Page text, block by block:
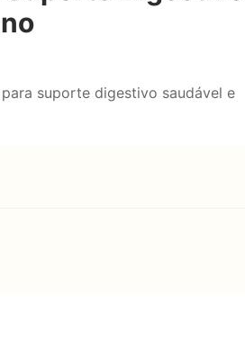
suporte digestivo saudável e